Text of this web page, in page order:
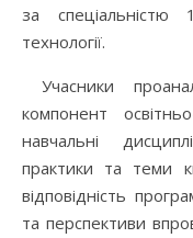
за спеціальністю
технології.
Учасники
компонент
навчальні
практики та теми
відповідність
та перспективи